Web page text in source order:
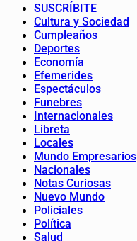
SUSCRÍBITE
Cultura y Sociedad
Cumpleaños
Deportes
Economía
Efemerides
Espectáculos
Funebres
Internacionales
Libreta
Locales
Mundo Empresarios
Nacionales
Notas Curiosas
Nuevo Mundo
Policiales
Política
Salud